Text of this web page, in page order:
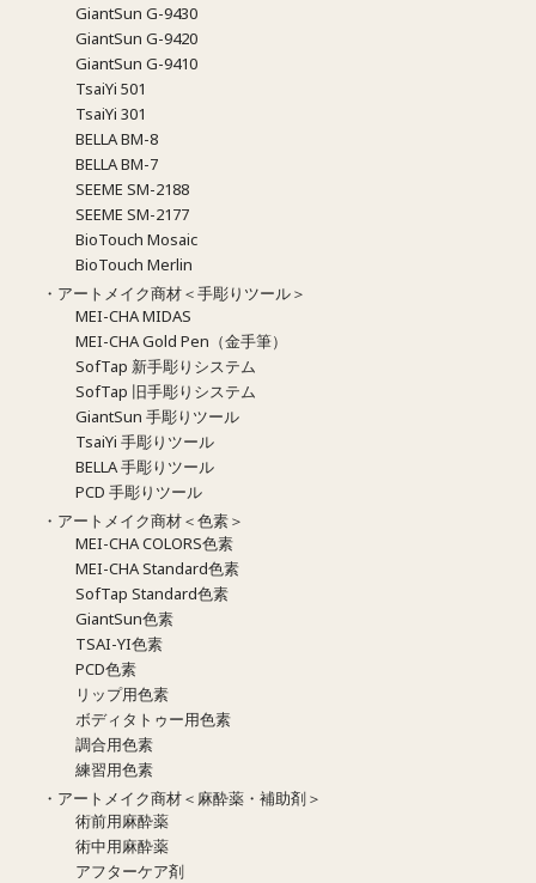
GiantSun G-9430
GiantSun G-9420
GiantSun G-9410
TsaiYi 501
TsaiYi 301
BELLA BM-8
BELLA BM-7
SEEME SM-2188
SEEME SM-2177
BioTouch Mosaic
BioTouch Merlin
・アートメイク商材＜手彫りツール＞
MEI-CHA MIDAS
MEI-CHA Gold Pen（金手筆）
SofTap 新手彫りシステム
SofTap 旧手彫りシステム
GiantSun 手彫りツール
TsaiYi 手彫りツール
BELLA 手彫りツール
PCD 手彫りツール
・アートメイク商材＜色素＞
MEI-CHA COLORS色素
MEI-CHA Standard色素
SofTap Standard色素
GiantSun色素
TSAI-YI色素
PCD色素
リップ用色素
ボディタトゥー用色素
調合用色素
練習用色素
・アートメイク商材＜麻酔薬・補助剤＞
術前用麻酔薬
術中用麻酔薬
アフターケア剤